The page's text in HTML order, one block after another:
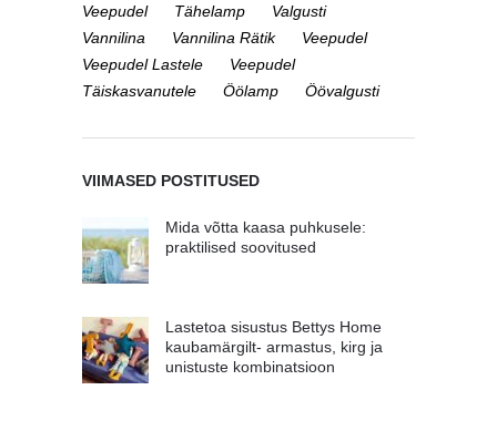
Veepudel
Tähelamp
Valgusti
Vannilina
Vannilina Rätik
Veepudel
Veepudel Lastele
Veepudel
Täiskasvanutele
Öölamp Öövalgusti
VIIMASED POSTITUSED
Mida võtta kaasa puhkusele:
praktilised soovitused
Lastetoa sisustus Bettys Home
kaubamärgilt- armastus, kirg ja
unistuste kombinatsioon